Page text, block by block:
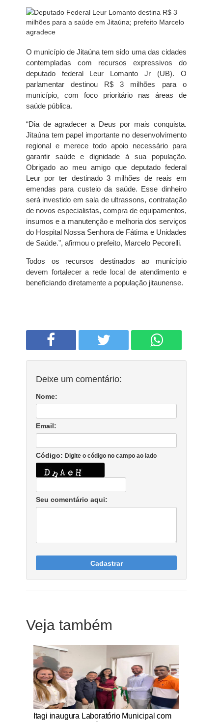
O município de Jitaúna tem sido uma das cidades
contempladas com recursos expressivos do
deputado federal Leur Lomanto Jr (UB). O
parlamentar destinou R$ 3 milhões para o
município, com foco prioritário nas áreas de
saúde pública.
“Dia de agradecer a Deus por mais conquista.
Jitaúna tem papel importante no desenvolvimento
regional e merece todo apoio necessário para
garantir saúde e dignidade à sua população.
Obrigado ao meu amigo que deputado federal
Leur por ter destinado 3 milhões de reais em
emendas para custeio da saúde. Esse dinheiro
será investido em sala de ultrassons, contratação
de novos especialistas, compra de equipamentos,
insumos e a manutenção e melhoria dos serviços
do Hospital Nossa Senhora de Fátima e Unidades
de Saúde.”, afirmou o prefeito, Marcelo Pecorelli.
Todos os recursos destinados ao município
devem fortalecer a rede local de atendimento e
beneficiando diretamente a população jitaunense.
Deixe um comentário:
Nome:
Email:
Código: Digite o código no campo ao lado
Seu comentário aqui:
Cadastrar
Veja também
Notícias Católicas
Itagi inaugura Laboratório Municipal com